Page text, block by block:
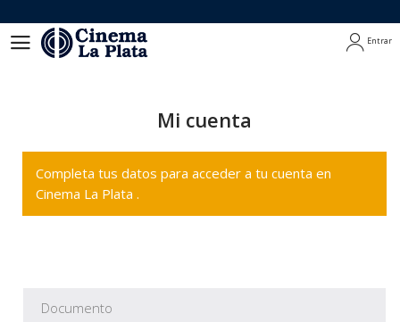
Entrar
Mi cuenta
Completa tus datos para acceder a tu cuenta en
Cinema La Plata .